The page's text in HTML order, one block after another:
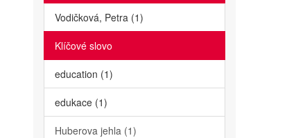
Vodičková, Petra (1)
Klíčové slovo
education (1)
edukace (1)
Huberova jehla (1)